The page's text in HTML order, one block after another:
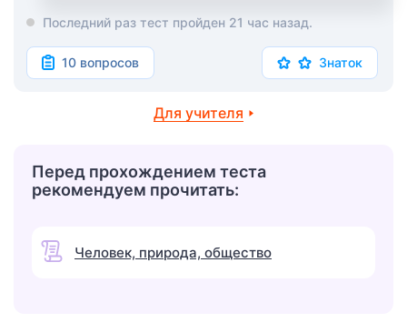
Последний раз тест пройден 21 час назад.
10 вопросов Знаток
Для учителя
Перед прохождением теста
рекомендуем прочитать:
Человек, природа, общество